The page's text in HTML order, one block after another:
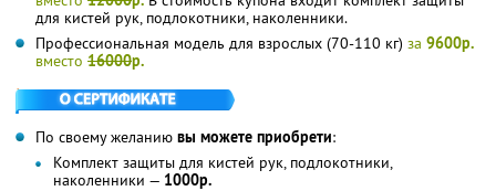
для кистей рук, подлокотники, наколенники.
Профессиональная модель для взрослых (70-110 кг) за 9600р.
вместо 16000р.
По своему желанию вы можете приобрети:
Комплект защиты для кистей рук, подлокотники,
наколенники — 1000р.